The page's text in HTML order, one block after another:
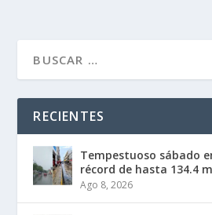
RECIENTES
Tempestuoso sábado
récord de hasta 134.4
Ago 8, 2026